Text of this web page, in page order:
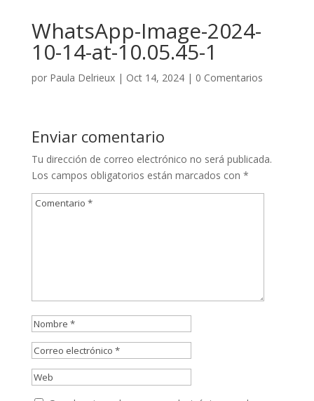
WhatsApp-Image-2024-
10-14-at-10.05.45-1
por Paula Delrieux| Oct 14, 2024| 0 Comentarios
Enviar comentario
Tu dirección de correo electrónico no será publicada.
Los campos obligatorios están marcados con *